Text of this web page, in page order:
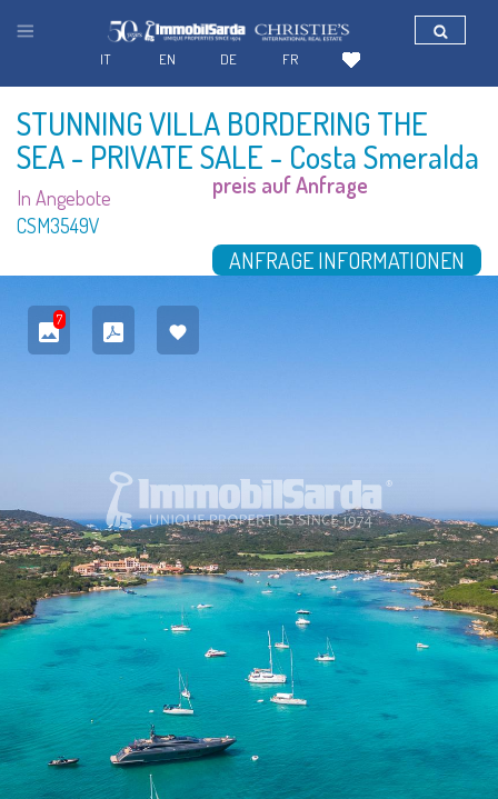
STUNNING VILLA BORDERING THE
SEA - PRIVATE SALE - Costa Smeralda
In Angebote
CSM3549V
preis auf Anfrage
ANFRAGE INFORMATIONEN
7
FR
DE
EN
IT